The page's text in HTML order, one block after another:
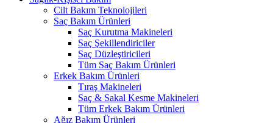
Cilt Bakım Teknolojileri
Saç Bakım Ürünleri
Saç Kurutma Makineleri
Saç Şekillendiriciler
Saç Düzleştiricileri
Tüm Saç Bakım Ürünleri
Erkek Bakım Ürünleri
Tıraş Makineleri
Saç & Sakal Kesme Makineleri
Tüm Erkek Bakım Ürünleri
Ağız Bakım Ürünleri